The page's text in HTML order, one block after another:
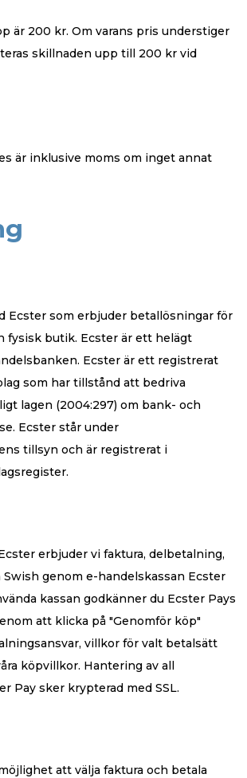
är 200 kr. Om varans pris understiger
skillnaden upp till 200 kr vid
är inklusive moms om inget annat
Ecster som erbjuder betallösningar för
fysisk butik. Ecster är ett helägt
Ecster är ett registrerat
som har tillstånd att bedriva
lagen (2004:297) om bank- och
Ecster står under
tillsyn och är registrerat i
erbjuder vi faktura, delbetalning,
genom e-handelskassan Ecster
kassan godkänner du Ecster Pays
att klicka på "Genomför köp"
villkor för valt betalsätt
köpvillkor. Hantering av all
Pay sker krypterad med SSL.
att välja faktura och betala